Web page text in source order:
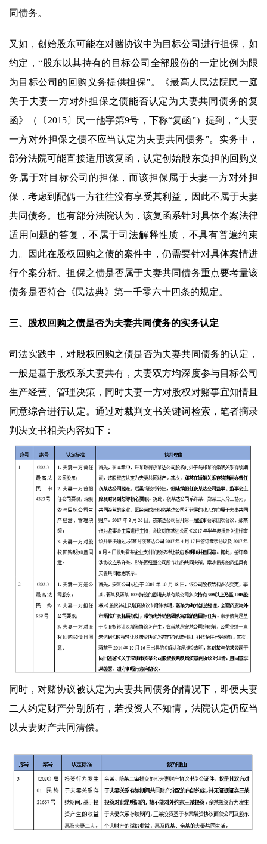
同债务。
又如，创始股东可能在对赌协议中为目标公司进行担保，如
约定，“股东以其持有的目标公司全部股份的一定比例为限
为目标公司的回购义务提供担保”。《最高人民法院民一庭
关于夫妻一方对外担保之债能否认定为夫妻共同债务的复
函》（〔2015〕民一他字第9号，下称“复函”）提到，“夫妻
一方对外担保之债不应当认定为夫妻共同债务”。实务中，
部分法院可能直接适用该复函，认定创始股东负担的回购义
务属于对目标公司的担保，而该担保属于夫妻一方对外担
保，考虑到配偶一方往往没有享受其利益，因此不属于夫妻
共同债务。也有部分法院认为，该复函系针对具体个案法律
适用问题的答复，不属于司法解释性质，不具有普遍约束
力。因此在股权回购之债的案件中，仍需要针对具体案情进
行个案分析。担保之债是否属于夫妻共同债务重点要考量该
债务是否符合《民法典》第一千零六十四条的规定。
三、股权回购之债是否为夫妻共同债务的实务认定
司法实践中，对股权回购之债是否为夫妻共同债务的认定，
一般是基于股权系夫妻共有，夫妻双方均深度参与目标公司
生产经营、管理决策，同时夫妻一方对股权对赌事宜知情且
同意综合进行认定。通过对裁判文书关键词检索，笔者摘录
判决文书相关内容如下：
同时，对赌协议被认定为夫妻共同债务的情况下，即便夫妻
二人约定财产分别所有，若投资人不知情，法院认定仍应当
以夫妻财产共同清偿。